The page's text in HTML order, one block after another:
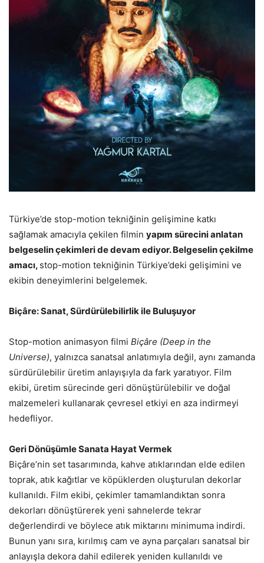
Türkiye’de stop-motion tekniğinin gelişimine katkı
sağlamak amacıyla çekilen filmin yapım sürecini anlatan
belgeselin çekimleri de devam ediyor. Belgeselin çekilme
amacı, stop-motion tekniğinin Türkiye’deki gelişimini ve
ekibin deneyimlerini belgelemek.
Biçâre: Sanat, Sürdürülebilirlik ile Buluşuyor
Stop-motion animasyon filmi Biçâre (Deep in the
Universe), yalnızca sanatsal anlatımıyla değil, aynı zamanda
sürdürülebilir üretim anlayışıyla da fark yaratıyor. Film
ekibi, üretim sürecinde geri dönüştürülebilir ve doğal
malzemeleri kullanarak çevresel etkiyi en aza indirmeyi
hedefliyor.
Geri Dönüşümle Sanata Hayat Vermek
Biçâre’nin set tasarımında, kahve atıklarından elde edilen
toprak, atık kağıtlar ve köpüklerden oluşturulan dekorlar
kullanıldı. Film ekibi, çekimler tamamlandıktan sonra
dekorları dönüştürerek yeni sahnelerde tekrar
değerlendirdi ve böylece atık miktarını minimuma indirdi.
Bunun yanı sıra, kırılmış cam ve ayna parçaları sanatsal bir
anlayışla dekora dahil edilerek yeniden kullanıldı ve